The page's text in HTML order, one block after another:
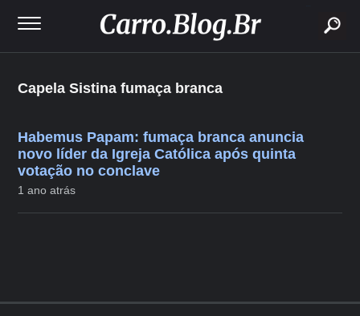
Capela Sistina fumaça branca
Habemus Papam: fumaça branca anuncia
novo líder da Igreja Católica após quinta
votação no conclave
1 ano atrás